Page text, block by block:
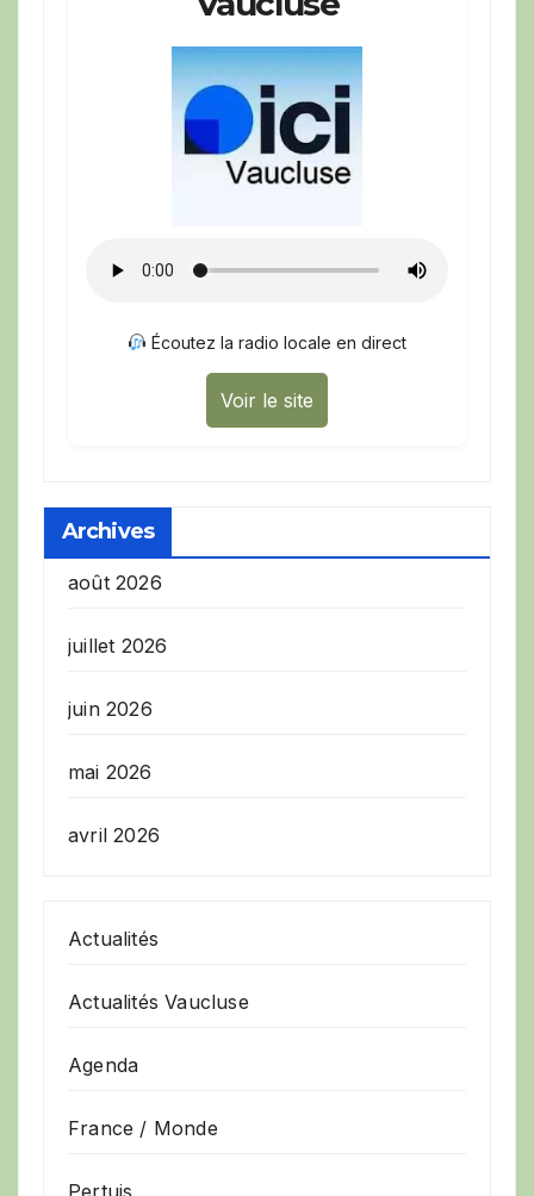
Écoutez la radio locale en direct
Voir le site
Archives
août 2026
juillet 2026
juin 2026
mai 2026
avril 2026
Actualités
Actualités Vaucluse
Agenda
France / Monde
Pertuis